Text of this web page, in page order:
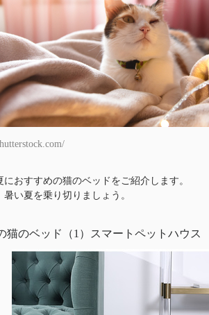
おすすめの猫のベッドをご紹介します。
い夏を乗り切りましょう。
猫のベッド（1）スマートペットハウ